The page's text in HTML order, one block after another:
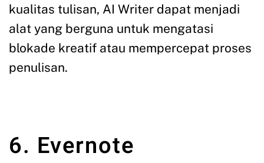
kualitas tulisan, AI Writer dapat menjadi
alat yang berguna untuk mengatasi
blokade kreatif atau mempercepat proses
penulisan.
6. Evernote